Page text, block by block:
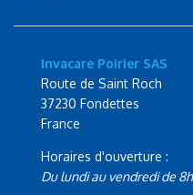
Invacare Poirier SAS
Route de Saint Roch
37230 Fondettes
France
Horaires d'ouverture :
Du lundi au vendredi de